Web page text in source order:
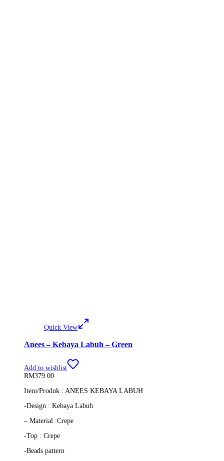
Quick View
Anees – Kebaya Labuh – Green
Add to wishlist
RM379.00
Item/Produk : ANEES KEBAYA LABUH
-Design : Kebaya Labuh
– Material :Crepe
-Top : Crepe
-Beads pattern